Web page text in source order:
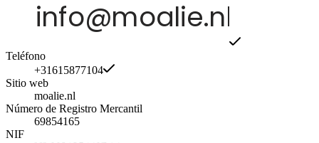
Teléfono
+31615877104
Sitio web
moalie.nl
Número de Registro Mercantil
69854165
NIF